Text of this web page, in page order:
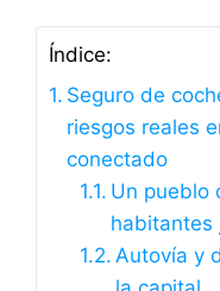
Índice:
Seguro de
riesgos reales
conectado
Un pueblo
habitantes
Autovía y